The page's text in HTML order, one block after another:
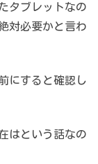
タブレットなの
対必要かと言わ
にすると確認し
はという話なの